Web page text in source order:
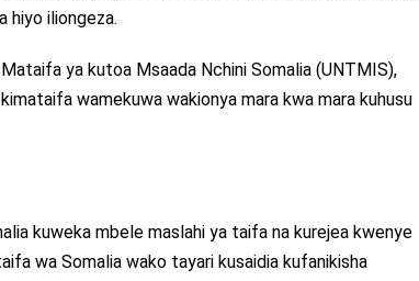
hiyo iliongeza.
ya kutoa Msaada Nchini Somalia (UNTMIS),
wamekuwa wakionya mara kwa mara kuhusu
kuweka mbele maslahi ya taifa na kurejea kwenye
wa Somalia wako tayari kusaidia kufanikisha